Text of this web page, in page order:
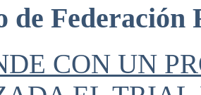
de Federación
CON UN